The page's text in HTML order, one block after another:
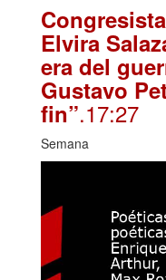
Elvira
era del
Gustavo
fin”.17:27
Semana